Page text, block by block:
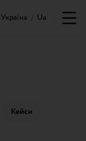
Україна / Ua
Кейси